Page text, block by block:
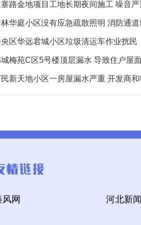
路金地项目工地长期夜间施工 噪音严重
华庭小区没有应急疏散照明 消防通
区华远君城小区垃圾清运车作业扰民
梅苑C区5号楼顶层漏水 导致住户屋面被
新天地小区一房屋漏水严重 开发商和物业不予
风网 河北新